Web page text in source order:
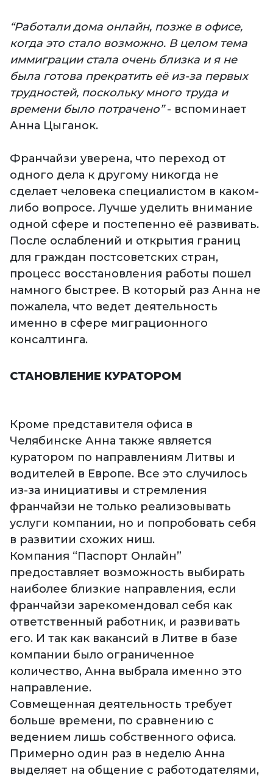
“Работали дома онлайн, позже в офисе,
когда это стало возможно. В целом тема
иммиграции стала очень близка и я не
была готова прекратить её из-за первых
трудностей, поскольку много труда и
времени было потрачено”- вспоминает
Анна Цыганок.
Франчайзи уверена, что переход от
одного дела к другому никогда не
сделает человека специалистом в каком-
либо вопросе. Лучше уделить внимание
одной сфере и постепенно её развивать.
После ослаблений и открытия границ
для граждан постсоветских стран,
процесс восстановления работы пошел
намного быстрее. В который раз Анна не
пожалела, что ведет деятельность
именно в сфере миграционного
консалтинга.
СТАНОВЛЕНИЕ КУРАТОРОМ
Кроме представителя офиса в
Челябинске Анна также является
куратором по направлениям Литвы и
водителей в Европе. Все это случилось
из-за инициативы и стремления
франчайзи не только реализовывать
услуги компании, но и попробовать себя
в развитии схожих ниш.
Компания “Паспорт Онлайн”
предоставляет возможность выбирать
наиболее близкие направления, если
франчайзи зарекомендовал себя как
ответственный работник, и развивать
его. И так как вакансий в Литве в базе
компании было ограниченное
количество, Анна выбрала именно это
направление.
Совмещенная деятельность требует
больше времени, по сравнению с
ведением лишь собственного офиса.
Примерно один раз в неделю Анна
выделяет на общение с работодателями,